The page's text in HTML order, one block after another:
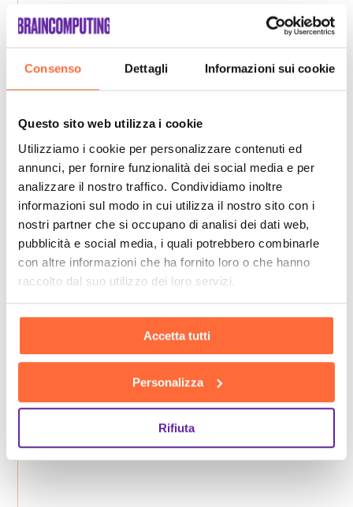
Consenso Dettagli Informazioni sui cookie
Questo sito web utilizza i cookie
Utilizziamo i cookie per personalizzare contenuti ed
annunci, per fornire funzionalità dei social media e per
analizzare il nostro traffico. Condividiamo inoltre
informazioni sul modo in cui utilizza il nostro sito con i
nostri partner che si occupano di analisi dei dati web,
pubblicità e social media, i quali potrebbero combinarle
con altre informazioni che ha fornito loro o che hanno
raccolto dal suo utilizzo dei loro servizi.
Accetta tutti
Personalizza
Rifiuta